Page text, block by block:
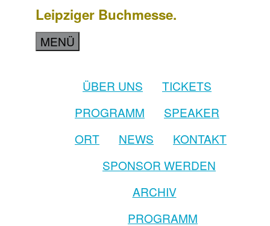
Leipziger Buchmesse.
MENÜ
ÜBER UNS
TICKETS
PROGRAMM
SPEAKER
ORT
NEWS
KONTAKT
SPONSOR WERDEN
ARCHIV
PROGRAMM